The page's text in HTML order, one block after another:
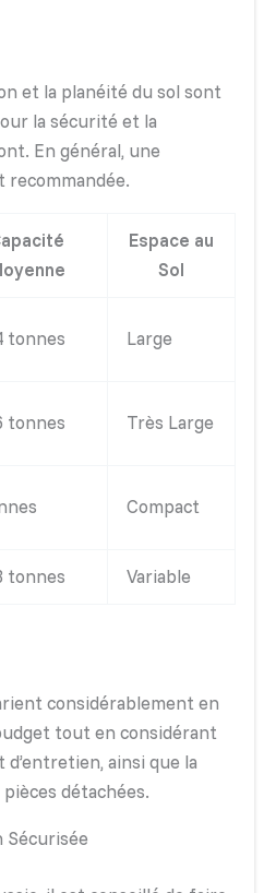
et la planéité du sol sont
la sécurité et la
En général, une
recommandée.
Espace au
Sol
tonnes Large
tonnes Très Large
Compact
tonnes Variable
considérablement en
tout en considérant
ainsi que la
détachées.